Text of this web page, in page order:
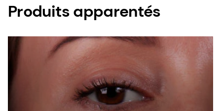
Produits apparentés